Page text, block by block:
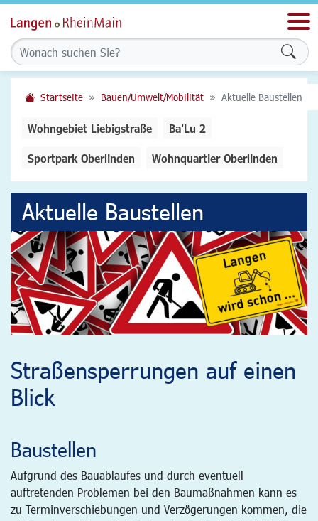
Startseite Bauen/Umwelt/Mobilität Aktuelle Baustellen
Wohngebiet Liebigstraße Ba'Lu 2
Sportpark Oberlinden Wohnquartier Oberlinden
Aktuelle Baustellen
Straßensperrungen auf einen
Blick
Baustellen
Aufgrund des Bauablaufes und durch eventuell
auftretenden Problemen bei den Baumaßnahmen kann es
zu Terminverschiebungen und Verzögerungen kommen, die